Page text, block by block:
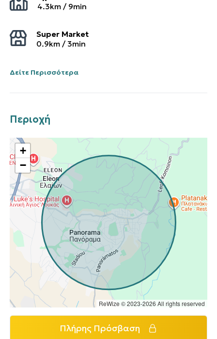
4.3km / 9min
Super Market
0.9km / 3min
Δείτε Περισσότερα
Περιοχή
+
−
ReWize © 2023-2026 All rights reserved
Πλήρης Πρόσβαση